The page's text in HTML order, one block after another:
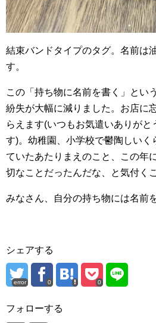
結束バンドタイプのタグ。名前は
す。
この「持ち物に名前を書く」とい
紛失が大幅に減りました。お店に
らえます(いつもお気遣いありがと
す)。幼稚園、小学校で鬱陶しいく
ていたあたりまえのこと、この年
切なことだったんだな、と気付く
みなさん、自分の持ち物には名前
シェアする
error 0 0
フォローする